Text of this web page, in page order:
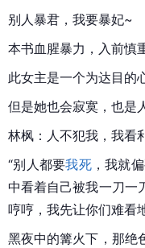
别人暴君，我要暴妃~
本书血腥暴力，入前慎
此女主是一个为达目的
但是她也会寂寞，也是
林枫：人不犯我，我看
“别人都要我死，我就
中看着自己被我一刀一
哼哼，我先让你们难看
黑夜中的篝火下，那绝